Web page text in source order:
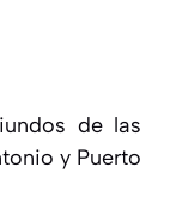
de las
y Puerto